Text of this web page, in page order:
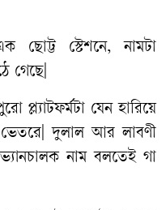
ছোট্ট স্টেশনে, নামটা
গেছে|
প্ল্যাটফর্মটা যেন হারিয়ে
দুলাল আর লাবণী
নাম বলতেই গা